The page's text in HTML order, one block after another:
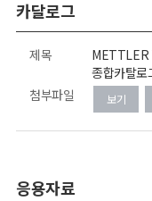
카달로그
제목
METTLER
종합카탈로
첨부파일
보기
응용자료